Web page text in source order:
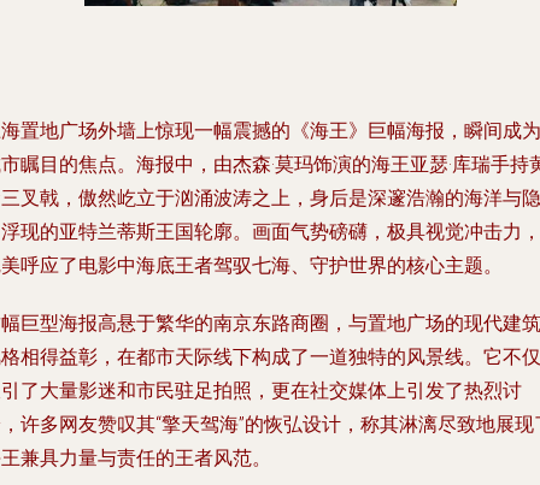
置地广场外墙上惊现一幅震撼的《海王》巨幅海报，瞬间成为
瞩目的焦点。海报中，由杰森·莫玛饰演的海王亚瑟·库瑞手持
叉戟，傲然屹立于汹涌波涛之上，身后是深邃浩瀚的海洋与隐
现的亚特兰蒂斯王国轮廓。画面气势磅礴，极具视觉冲击力，
呼应了电影中海底王者驾驭七海、守护世界的核心主题。
巨型海报高悬于繁华的南京东路商圈，与置地广场的现代建筑
相得益彰，在都市天际线下构成了一道独特的风景线。它不仅
了大量影迷和市民驻足拍照，更在社交媒体上引发了热烈讨
许多网友赞叹其“擎天驾海”的恢弘设计，称其淋漓尽致地展现
兼具力量与责任的王者风范。